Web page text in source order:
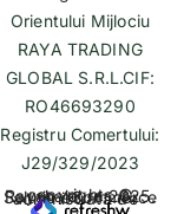
Orientului Mijlociu
RAYA TRADING
GLOBAL S.R.L.CIF:
RO46693290
Registru Comertului:
J29/329/2023
copyrights © Rayahalal.ro 2025. Soluție eCommerce administrată de